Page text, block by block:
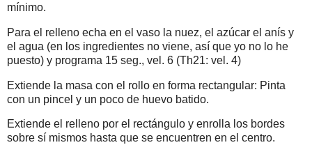
mínimo.
Para el relleno echa en el vaso la nuez, el azúcar el anís y
el agua (en los ingredientes no viene, así que yo no lo he
puesto) y programa 15 seg., vel. 6 (Th21: vel. 4)
Extiende la masa con el rollo en forma rectangular: Pinta
con un pincel y un poco de huevo batido.
Extiende el relleno por el rectángulo y enrolla los bordes
sobre sí mismos hasta que se encuentren en el centro.